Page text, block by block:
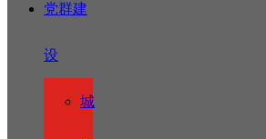
党群建
设
城